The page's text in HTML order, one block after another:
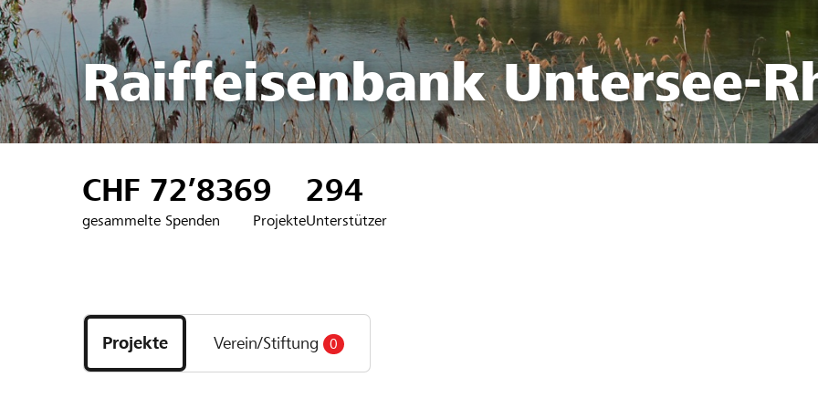
Raiffeisenbank Untersee-
CHF 72’836
gesammelte Spenden
9
Projekte
294
Unterstützer
Projekte
und
Organisationen
Projekte Verein/Stiftung 0